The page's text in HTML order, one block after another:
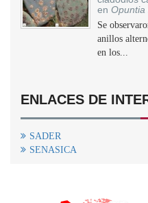
en Opuntia
Se
anillos
en los...
ENLACES DE
SADER
SENASICA